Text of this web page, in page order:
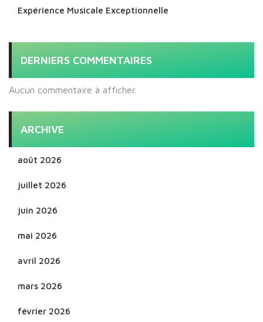
Expérience Musicale Exceptionnelle
DERNIERS COMMENTAIRES
Aucun commentaire à afficher.
ARCHIVE
août 2026
juillet 2026
juin 2026
mai 2026
avril 2026
mars 2026
février 2026